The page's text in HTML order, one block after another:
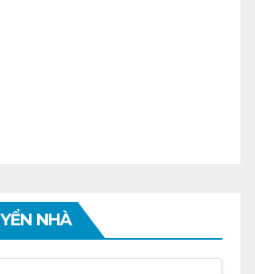
NHÀ